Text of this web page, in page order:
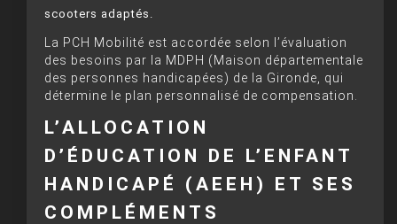
scooters adaptés.
La PCH Mobilité est accordée selon l’évaluation
des besoins par la MDPH (Maison départementale
des personnes handicapées) de la Gironde, qui
détermine le plan personnalisé de compensation.
L’ALLOCATION
D’ÉDUCATION DE L’ENFANT
HANDICAPÉ (AEEH) ET SES
COMPLÉMENTS